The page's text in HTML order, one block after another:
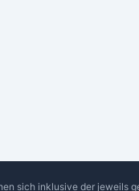
sich inklusive der